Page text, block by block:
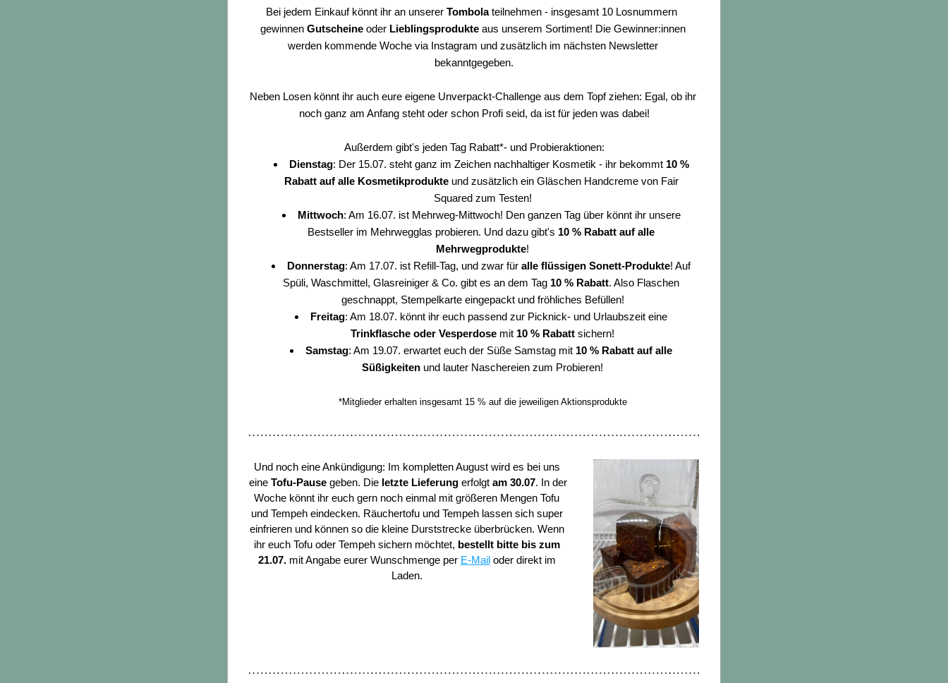
Bei jedem Einkauf könnt ihr an unserer Tombola teilnehmen - insgesamt 10 Losnummern
gewinnen Gutscheine oder Lieblingsprodukte aus unserem Sortiment! Die Gewinner:innen
werden kommende Woche via Instagram und zusätzlich im nächsten Newsletter
bekanntgegeben.
Neben Losen könnt ihr auch eure eigene Unverpackt-Challenge aus dem Topf ziehen: Egal, ob ihr
noch ganz am Anfang steht oder schon Profi seid, da ist für jeden was dabei!
Außerdem gibt's jeden Tag Rabatt*- und Probieraktionen:
Dienstag: Der 15.07. steht ganz im Zeichen nachhaltiger Kosmetik - ihr bekommt 10 %
Rabatt auf alle Kosmetikprodukte und zusätzlich ein Gläschen Handcreme von Fair
Squared zum Testen!
Mittwoch: Am 16.07. ist Mehrweg-Mittwoch! Den ganzen Tag über könnt ihr unsere
Bestseller im Mehrwegglas probieren. Und dazu gibt's 10 % Rabatt auf alle
Mehrwegprodukte!
Donnerstag: Am 17.07. ist Refill-Tag, und zwar für alle flüssigen Sonett-Produkte! Auf
Spüli, Waschmittel, Glasreiniger & Co. gibt es an dem Tag 10 % Rabatt. Also Flaschen
geschnappt, Stempelkarte eingepackt und fröhliches Befüllen!
Freitag
Trinkflasche oder Vesperdose mit 10 % Rabatt sichern!
Samstag: Am 19.07. erwartet euch der Süße Samstag mit 10 % Rabatt auf alle
Süßigkeiten und lauter Naschereien zum Probieren!
*Mitglieder erhalten insgesamt 15 % auf die jeweiligen Aktionsprodukte
Und noch eine Ankündigung: Im kompletten August wird es bei uns
eine Tofu-Pause geben. Die letzte Lieferung erfolgt am 30.07. In der
Woche könnt ihr euch gern noch einmal mit größeren Mengen Tofu
und Tempeh eindecken. Räuchertofu und Tempeh lassen sich super
einfrieren und können so die kleine Durststrecke überbrücken. Wenn
ihr euch Tofu oder Tempeh sichern möchtet, bestellt bitte bis zum
21.07. mit Angabe eurer Wunschmenge per E-Mail oder direkt im
Laden.